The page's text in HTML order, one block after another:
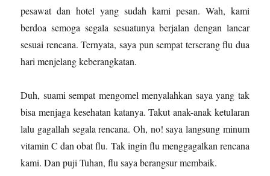
pesawat dan hotel yang sudah kami pesan. Wah, kami
berdoa semoga segala sesuatunya berjalan dengan lancar
sesuai rencana. Ternyata, saya pun sempat terserang flu dua
hari menjelang keberangkatan.
Duh, suami sempat mengomel menyalahkan saya yang tak
bisa menjaga kesehatan katanya. Takut anak-anak ketularan
lalu gagallah segala rencana. Oh, no! saya langsung minum
vitamin C dan obat flu. Tak ingin flu menggagalkan rencana
kami. Dan puji Tuhan, flu saya berangsur membaik.